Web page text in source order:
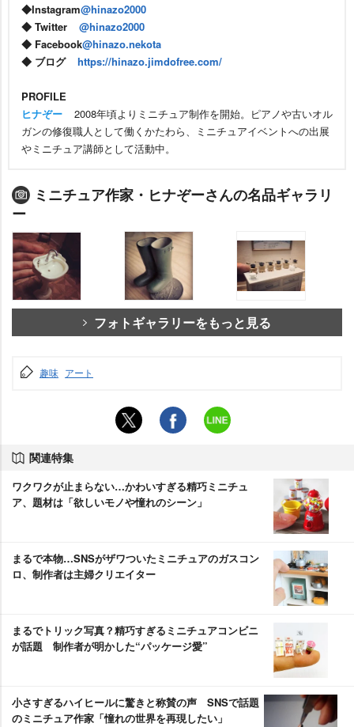
◆Instagram@hinazo2000
◆ Twitter
@hinazo2000
◆ Facebook@hinazo.nekota
◆ ブログ
https://hinazo.jimdofree.com/
PROFILE
ヒナぞー
2008年頃よりミニチュア制作を開始。ピアノや古いオル
ガンの修復職人として働くかたわら、ミニチュアイベントへの出展
ミニチュア講師として活動中。
ミニチュア作家・ヒナぞーさんの名品ギャラリ
ー
フォトギャラリーをもっと見る
趣味 アート
関連特集
ワクワクが止まらない…かわいすぎる精巧ミニチュ
ア、題材は「欲しいモノや憧れのシーン」
まるで本物…SNSがザワついたミニチュアのガスコン
ロ、制作者は主婦クリエイター
まるでトリック写真？精巧すぎるミニチュアコンビニ
が話題 制作者が明かした“パッケージ愛”
小さすぎるハイヒールに驚きと称賛の声 SNSで話題
のミニチュア作家「憧れの世界を再現したい」